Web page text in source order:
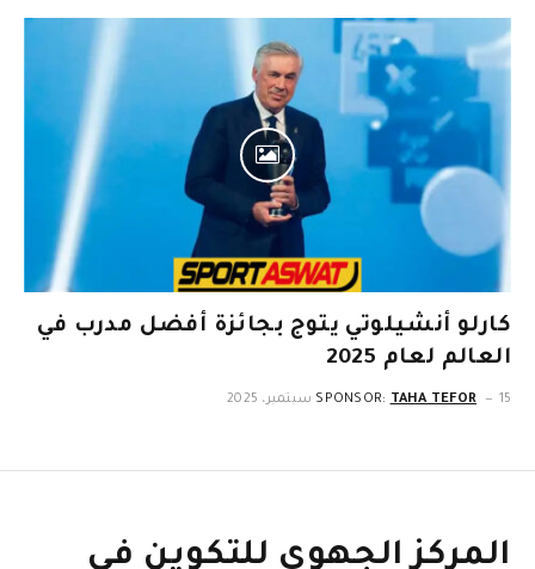
كارلو أنشيلوتي يتوج بجائزة أفضل مدرب في
العالم لعام 2025
SPONSOR: TAHA TEFOR 15 سبتمبر، 2025
المركز الجهوي للتكوين في